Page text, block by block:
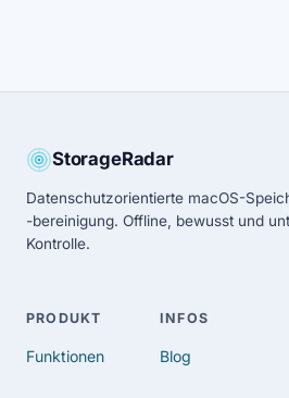
StorageRadar
Datenschutzorientierte macOS-
-bereinigung. Offline, bewusst und
Kontrolle.
PRODUKT
Funktionen
INFOS
Blog